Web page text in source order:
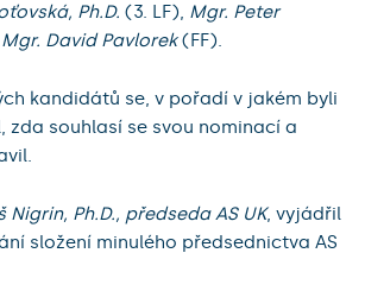
Ph.D. (3. LF), Mgr. Peter
Mgr. David Pavlorek(FF).
kandidátů se, v pořadí v jakém byli
zda souhlasí se svou nominací a
Nigrin, Ph.D., předseda AS UK, vyjádřil
složení minulého předsednictva AS